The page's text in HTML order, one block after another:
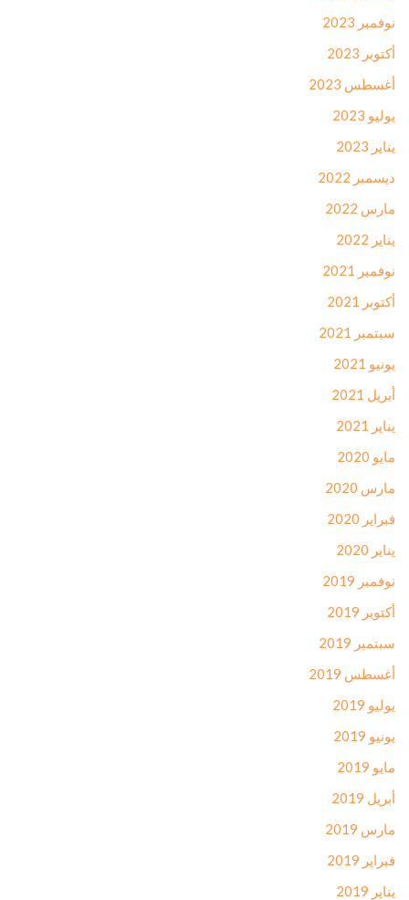
نوفمبر 2023
أكتوبر 2023
أغسطس 2023
يوليو 2023
يناير 2023
ديسمبر 2022
مارس 2022
يناير 2022
نوفمبر 2021
أكتوبر 2021
سبتمبر 2021
يونيو 2021
أبريل 2021
يناير 2021
مايو 2020
مارس 2020
فبراير 2020
يناير 2020
نوفمبر 2019
أكتوبر 2019
سبتمبر 2019
أغسطس 2019
يوليو 2019
يونيو 2019
مايو 2019
أبريل 2019
مارس 2019
فبراير 2019
يناير 2019